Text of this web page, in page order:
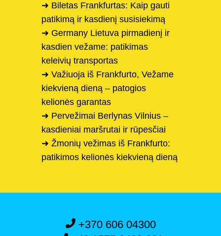
➜ Biletas Frankfurtas: Kaip gauti
patikimą ir kasdienį susisiekimą
➜ Germany Lietuva pirmadienį ir
kasdien vežame: patikimas
keleivių transportas
➜ Važiuoja iš Frankfurto, Vežame
kiekvieną dieną – patogios
kelionės garantas
➜ Pervežimai Berlynas Vilnius –
kasdieniai maršrutai ir rūpesčiai
➜ Žmonių vežimas iš Frankfurto:
patikimos kelionės kiekvieną dieną
+370 606 04300